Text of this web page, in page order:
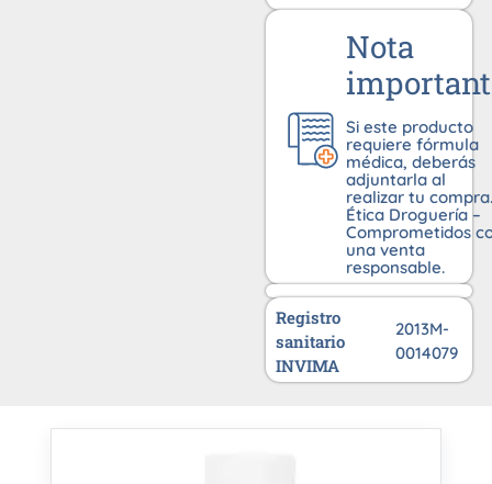
Nota
Si este producto
requiere fórmula
médica, deberás
adjuntarla al
realizar tu compra.
Ética Droguería –
Comprometidos
una venta
responsable.
Registro
sanitario
INVIMA
2013M-
0014079